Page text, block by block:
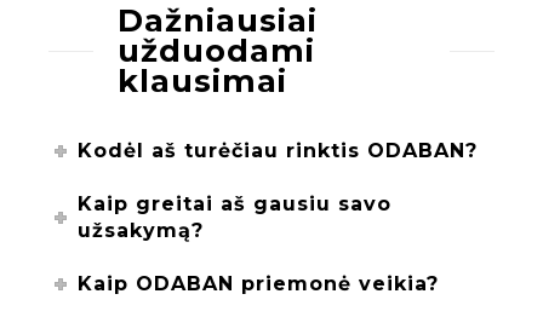
Dažniausiai
užduodami
klausimai
Kodėl aš turėčiau rinktis ODABAN?
Kaip greitai aš gausiu savo
užsakymą?
Kaip ODABAN priemonė veikia?